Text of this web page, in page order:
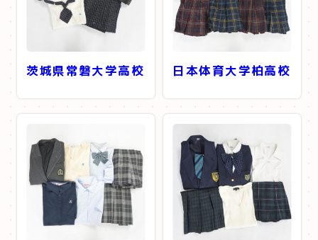
茨城県常磐大学高校 日本体育大学柏高校